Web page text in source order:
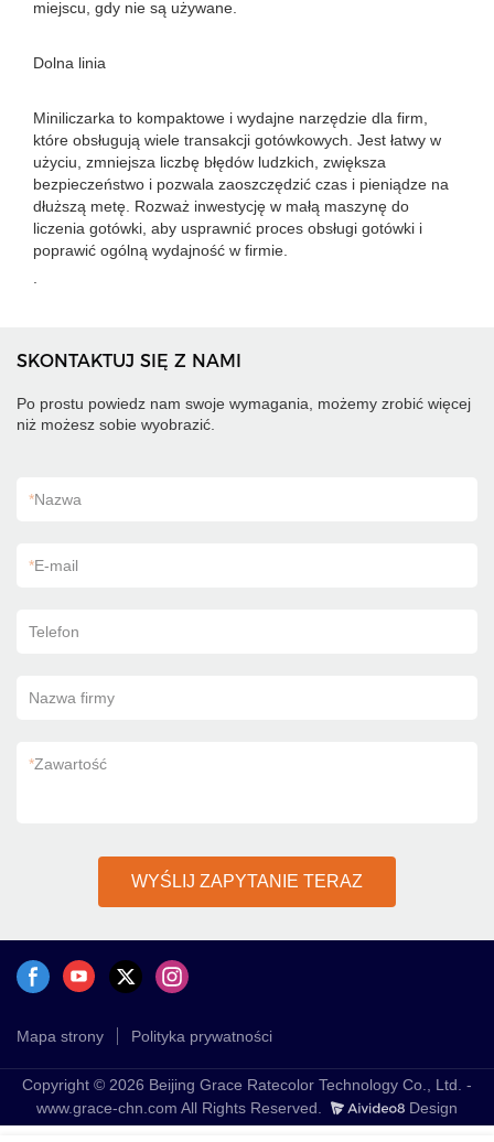
miejscu, gdy nie są używane.
Dolna linia
Miniliczarka to kompaktowe i wydajne narzędzie dla firm,
które obsługują wiele transakcji gotówkowych. Jest łatwy w
użyciu, zmniejsza liczbę błędów ludzkich, zwiększa
bezpieczeństwo i pozwala zaoszczędzić czas i pieniądze na
dłuższą metę. Rozważ inwestycję w małą maszynę do
liczenia gotówki, aby usprawnić proces obsługi gotówki i
poprawić ogólną wydajność w firmie.
SKONTAKTUJ SIĘ Z NAMI
Po prostu powiedz nam swoje wymagania, możemy zrobić więcej
niż możesz sobie wyobrazić.
*Nazwa
*E-mail
Telefon
Nazwa firmy
*Zawartość
WYŚLIJ ZAPYTANIE TERAZ
Mapa strony Polityka prywatności
Copyright © 2026 Beijing Grace Ratecolor Technology Co., Ltd. -
www.grace-chn.com All Rights Reserved.
Design